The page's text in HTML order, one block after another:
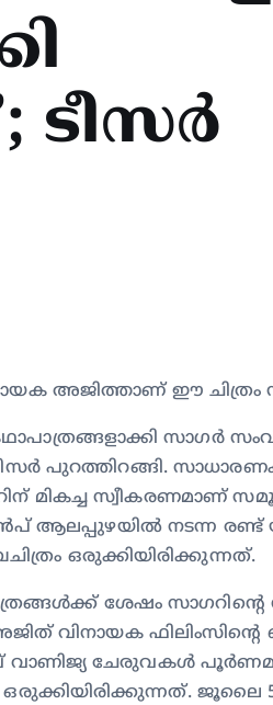
ടീസര്‍
അജിത്താണ്‌ ഈ ചിത്രം
സാഗർ
പുറത്തിറങ്ങി.
മികച്ച സ്വീകരണമാണ്
ആലപ്പുഴയിൽ നടന്ന രണ്ട്
ഒരുക്കിയിരിക്കുന്നത്.
ശേഷം
വിനായക
വാണിജ്യ ചേരുവകൾ
ഒരുക്കിയിരിക്കുന്നത്. ജൂലൈ